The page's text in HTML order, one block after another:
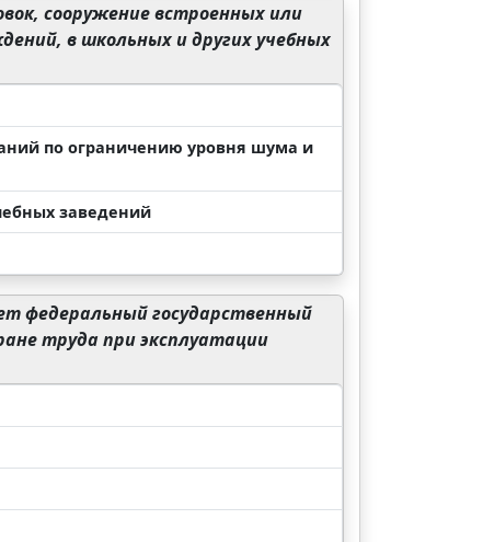
сооружение встроенных или
в школьных и других учебных
по ограничению уровня шума и
заведений
федеральный государственный
труда при эксплуатации